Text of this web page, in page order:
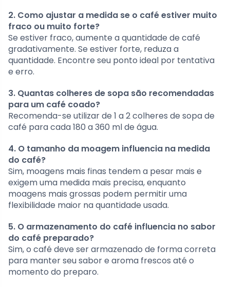
2. Como ajustar a medida se o café estiver muito
fraco ou muito forte?
Se estiver fraco, aumente a quantidade de café
gradativamente. Se estiver forte, reduza a
quantidade. Encontre seu ponto ideal por tentativa
e erro.
3. Quantas colheres de sopa são recomendadas
para um café coado?
Recomenda-se utilizar de 1 a 2 colheres de sopa de
café para cada 180 a 360 ml de água.
4. O tamanho da moagem influencia na medida
do café?
Sim, moagens mais finas tendem a pesar mais e
exigem uma medida mais precisa, enquanto
moagens mais grossas podem permitir uma
flexibilidade maior na quantidade usada.
5. O armazenamento do café influencia no sabor
do café preparado?
Sim, o café deve ser armazenado de forma correta
para manter seu sabor e aroma frescos até o
momento do preparo.